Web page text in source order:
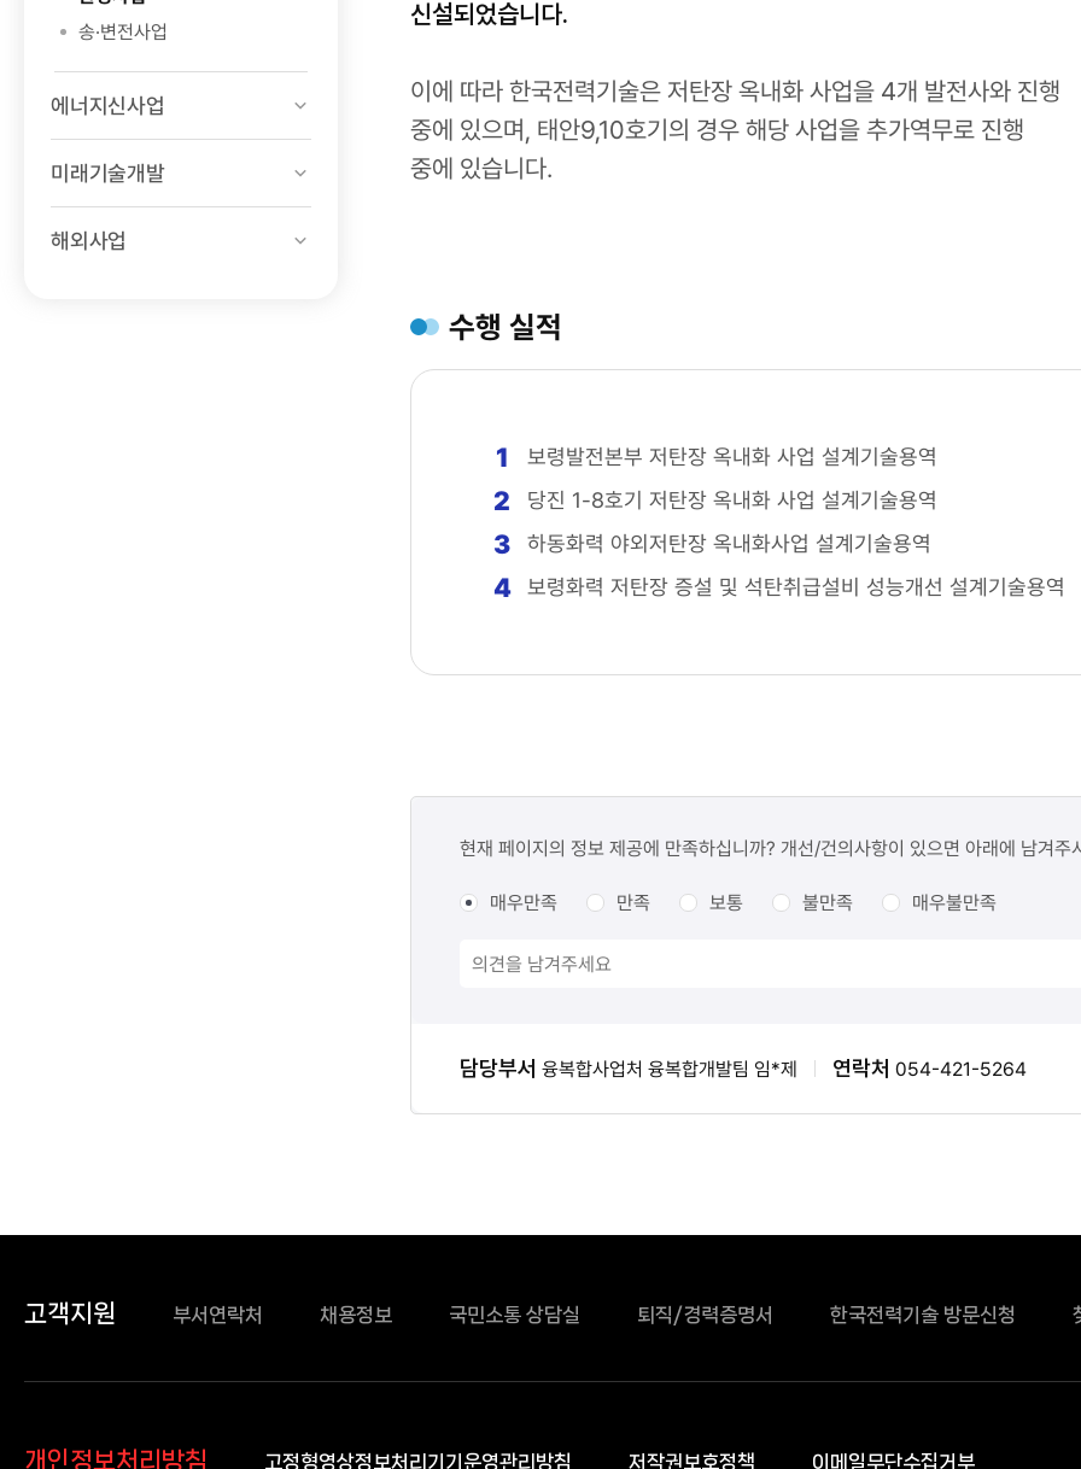
송·변전사업
에너지신사업
미래기술개발
해외사업
신설되었습니다.
이에 따라 한국전력기술은 저탄장 옥내화 사업을 4개 발전사와 진행
중에 있으며, 태안9,10호기의 경우 해당 사업을 추가역무로 진행
중에 있습니다.
수행 실적
1 보령발전본부 저탄장 옥내화 사업 설계기술용역
2 당진 1-8호기 저탄장 옥내화 사업 설계기술용역
3 하동화력 야외저탄장 옥내화사업 설계기술용역
4 보령화력 저탄장 증설 및 석탄취급설비 성능개선 설계기술용역
만족도현재 페이지의 정보 제공에 만족하십니까? 개선/건의사항이 있으면 아래에 남겨주
매우만족 만족 보통 불만족 매우불만족
담당자
담당부서 융복합사업처 융복합개발팀 임*제 연락처 054-421-5264
고객지원 부서연락처 채용정보 국민소통 상담실 퇴직/경력증명서 한국전력기술 방문신청
개인정보처리방침 고정형영상정보처리기기운영관리방침 저작권보호정책 이메일무단수집거부